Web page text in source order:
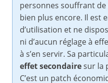
personnes souffrant
bien plus encore. Il est
d’utilisation et ne
ni d’aucun réglage à
à s’en servir. Sa
effet secondairesur la
C’est un patch